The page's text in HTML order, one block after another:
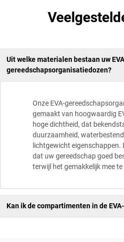
Uit welke materialen bestaan uw
gereedschapsorganisatiedozen?
Onze EVA-
gemaakt van hoogwaardig
hoge dichtheid, dat
duurzaamheid,
lichtgewicht eigenschappen.
dat uw gereedschap goed
terwijl het gemakkelijk mee te
Kan ik de compartimenten in de